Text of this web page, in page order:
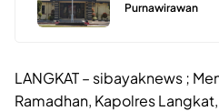
Purnawirawan
LANGKAT – sibayaknews ;
Ramadhan, Kapolres Langkat,